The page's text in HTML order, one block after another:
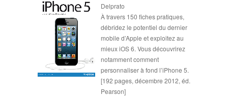
Delprato
À travers 150 fiches pratiques,
débridez le potentiel du dernier
mobile d’Apple et exploitez au
mieux iOS 6. Vous découvrirez
notamment comment
personnaliser à fond l’iPhone 5.
[192 pages, décembre 2012, éd.
Pearson]